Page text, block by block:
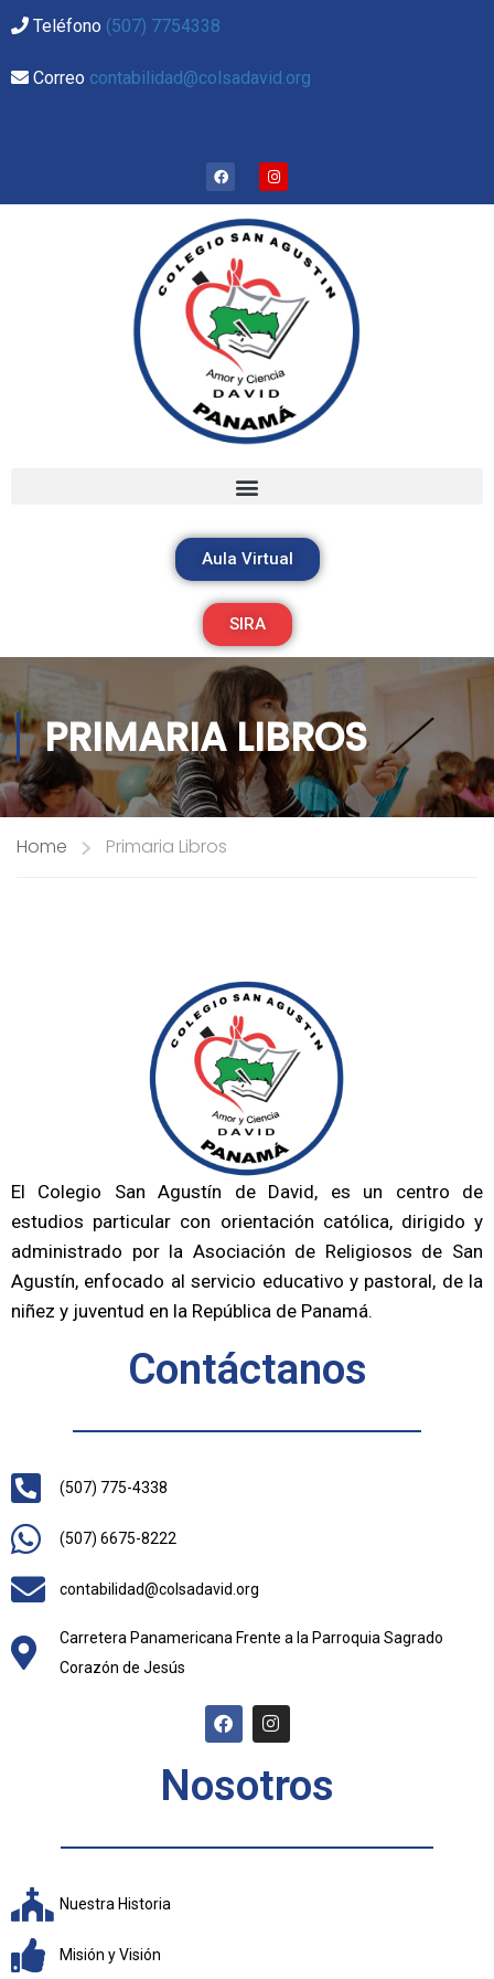
Teléfono (507) 7754338
Correo contabilidad@colsadavid.org
Aula Virtual
SIRA
PRIMARIA LIBROS
Home Primaria Libros
El Colegio San Agustín de David, es un centro de
estudios particular con orientación católica, dirigido y
administrado por la Asociación de Religiosos de San
Agustín, enfocado al servicio educativo y pastoral, de la
niñez y juventud en la República de Panamá.
Contáctanos
(507) 775-4338
(507) 6675-8222
contabilidad@colsadavid.org
Carretera Panamericana Frente a la Parroquia Sagrado
Corazón de Jesús
Nosotros
Nuestra Historia
Misión y Visión